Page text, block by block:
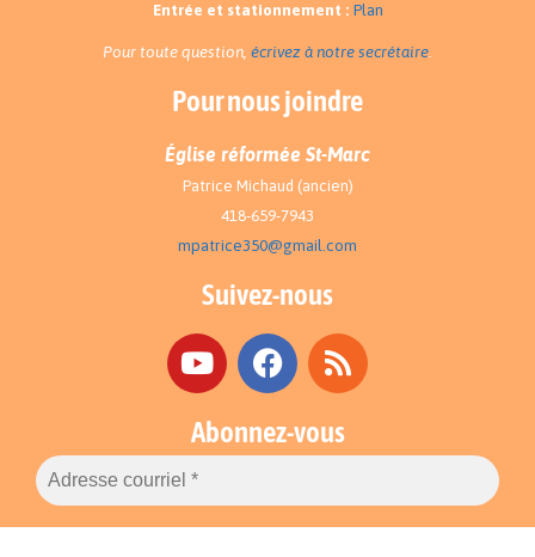
Entrée et stationnement : Plan
Pour toute question, écrivez à notre secrétaire.
Pour nous joindre
Église réformée St-Marc
Patrice Michaud (ancien)
418-659-7943
mpatrice350@gmail.com
Suivez-nous
Abonnez-vous